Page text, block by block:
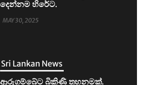
ආරුගම්බේට බිකිණි තහනමක්.
MAY 30, 2025
Sri Lankan News